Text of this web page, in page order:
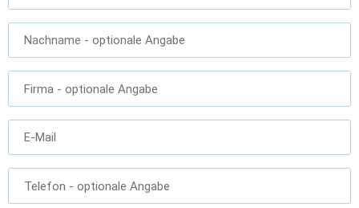
Nachname - optionale Angabe
Firma - optionale Angabe
E-Mail
Telefon - optionale Angabe